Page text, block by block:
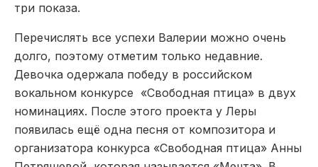
три показа.
Перечислять все успехи Валерии можно очень
долго, поэтому отметим только недавние.
Девочка одержала победу в российском
вокальном конкурсе «Свободная птица» в двух
номинациях. После этого проекта у Леры
появилась ещё одна песня от композитора и
организатора конкурса «Свободная птица» Анны